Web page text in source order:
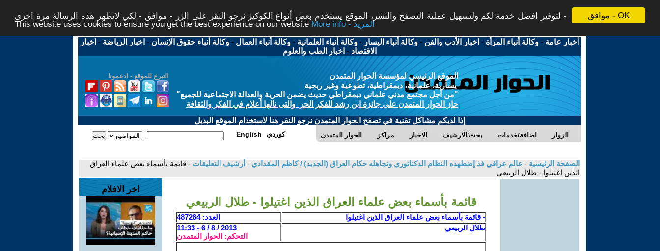
موافق - OK
لتوفير افضل خدمة لكم ولتسهيل عملية التصفح والنشر، الموقع يستخدم بعض أنواع الكوكيز نرجو النقر على الزر - موافق - لكي لاتظهر هذه الرسالة مرة اخرى -
This website uses cookies to ensure you get the best experience on our website
More info - المزيد
أخبار عامة -وكالة أنباء المرأة - اخبار الأدب والفن -وكالة أنباء اليسار -وكالة أنباء العلمانية -وكالة أنباء العمال -وكالة أنباء حقوق الإنسان - اخبار الرياضة - اخبار
الاقتصاد - اخبار الطب والعلوم
التبرع للموقع - ادعمونا
الموقع الرئيسي لمؤسسة الحوار المتمدن
يسارية، علمانية، ديمقراطية، تطوعية وغير ربحية
"من أجل مجتمع مدني علماني ديمقراطي حديث يضمن الحرية والعدالة الاجتماعية للجميع"
حاز الحوار المتمدن على جائزة ابن رشد للفكر الحر والتى نالها أعلام في الفكر والثقافة
إذا لديكم مشاكل تقنية في تصفح الحوار المتمدن نرجو النقر هنا لاستخدام الموقع البديل
الحوار المتمدن مراكز الاخبار بحث/الارشيف اضافة/خدمات الزوار English كوردي
الصفحة الرئيسية - عالم عراقي فذ إضطهده النظام الدكتاتوري وتجاهله حكام العراق (الجديد) / كاظم المقدادي - أرشيف التعليقات - قائمة بأسماء بعض علماء العراق
الذين اغتيلوا - طلال الربيعي
قائمة بأسماء بعض علماء العراق الذين اغتيلوا - طلال الربيعي
- قائمة بأسماء بعض علماء العراق الذين اغتيلوا
العدد: 487264
طلال الربيعي
2013 / 8 / 6 - 11:33
التحكم: الحوار المتمدن
اخر الافلام